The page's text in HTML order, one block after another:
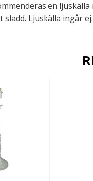
en ljuskälla
sladd. Ljuskälla ingår ej.